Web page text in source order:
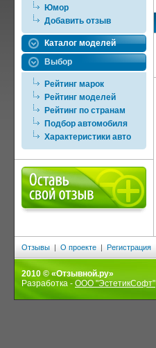
Юмор
Добавить отзыв
Каталог моделей
Выбор
Рейтинг марок
Рейтинг моделей
Рейтинг по странам
Подбор автомобиля
Характеристики авто
Отзывы | О проекте | Регистрация
2010 © «Отзывной.ру»
Разработка - ООО "ЭстетикСофт"